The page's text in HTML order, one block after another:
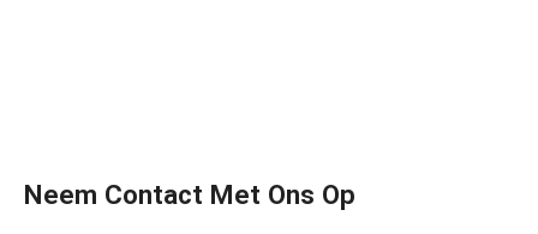
Neem Contact Met Ons Op